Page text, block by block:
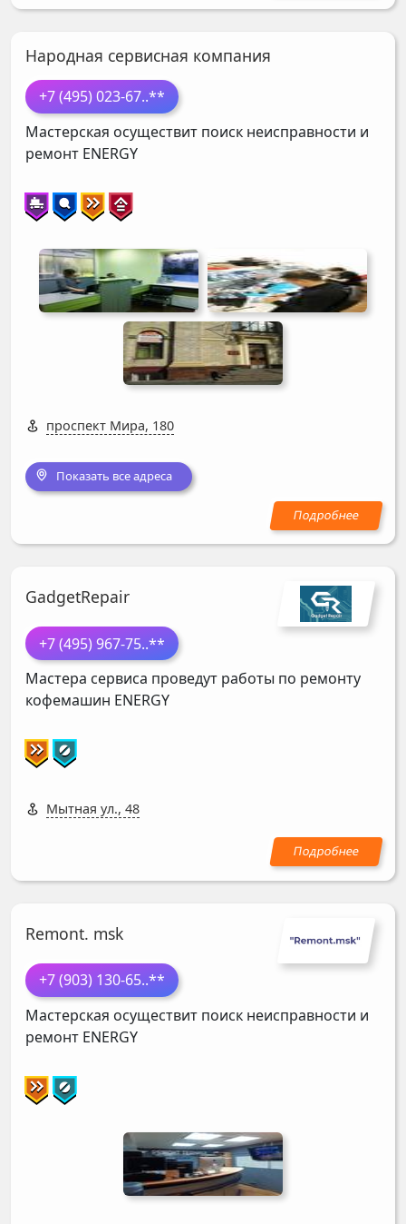
Народная cервисная компания
+7 (495) 023-67..**
Мастерская осуществит поиск неисправности и
ремонт ENERGY
проспект Мира, 180
Показать все адреса
GadgetRepair
+7 (495) 967-75..**
Мастера сервиса проведут работы по ремонту
кофемашин ENERGY
Мытная ул., 48
Remont. msk
+7 (903) 130-65..**
Мастерская осуществит поиск неисправности и
ремонт ENERGY